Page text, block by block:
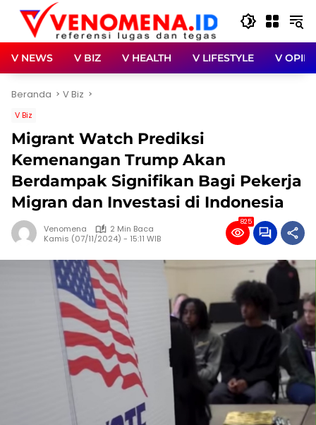
Langsung
konten
V NEWS V BIZ V HEALTH V LIFESTYLE V OPINI
Beranda V Biz
V Biz
Migrant Watch Prediksi
Kemenangan Trump Akan
Berdampak Signifikan Bagi Pekerja
Migran dan Investasi di Indonesia
Venomena
2 Min Baca
Kamis (07/11/2024) - 15:11 WIB
825